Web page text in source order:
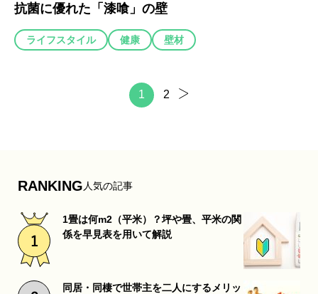
抗菌に優れた「漆喰」の壁
ライフスタイル 健康 壁材
1 2
RANKING 人気の記事
1畳は何m2（平米）？坪や畳、平米の関
係を早見表を用いて解説
同居・同棲で世帯主を二人にするメリッ